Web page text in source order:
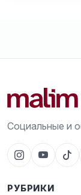
Социальные и
РУБРИКИ